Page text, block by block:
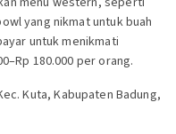
yang nikmat untuk buah
untuk menikmati
180.000 per orang.
Kuta, Kabupaten Badung,